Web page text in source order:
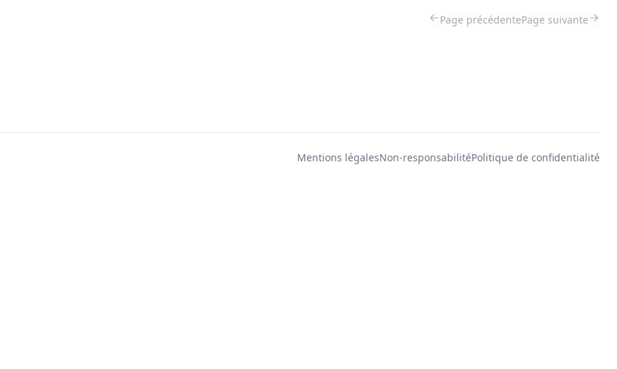
Page précédentePage suivante
Mentions légalesNon-responsabilitéPolitique de confidentialité